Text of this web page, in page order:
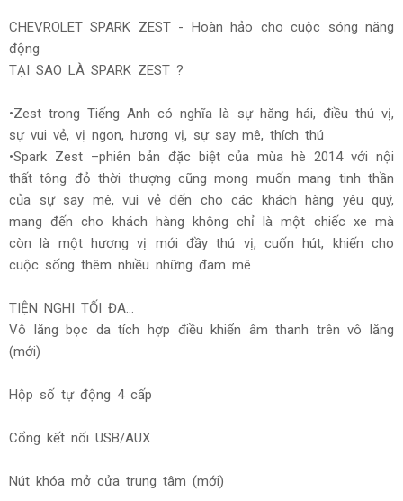
CHEVROLET SPARK ZEST - Hoàn hảo cho cuộc sóng năng
động
TẠI SAO LÀ SPARK ZEST ?
•Zest trong Tiếng Anh có nghĩa là sự hăng hái, điều thú vị,
sự vui vẻ, vị ngon, hương vị, sự say mê, thích thú
•Spark Zest –phiên bản đặc biệt của mùa hè 2014 với nội
thất tông đỏ thời thượng cũng mong muốn mang tinh thần
của sự say mê, vui vẻ đến cho các khách hàng yêu quý,
mang đến cho khách hàng không chỉ là một chiếc xe mà
còn là một hương vị mới đầy thú vị, cuốn hút, khiến cho
cuộc sống thêm nhiều những đam mê
TIỆN NGHI TỐI ĐA…
Vô lăng bọc da tích hợp điều khiển âm thanh trên vô lăng
(mới)
Hộp số tự động 4 cấp
Cổng kết nối USB/AUX
Nút khóa mở cửa trung tâm (mới)